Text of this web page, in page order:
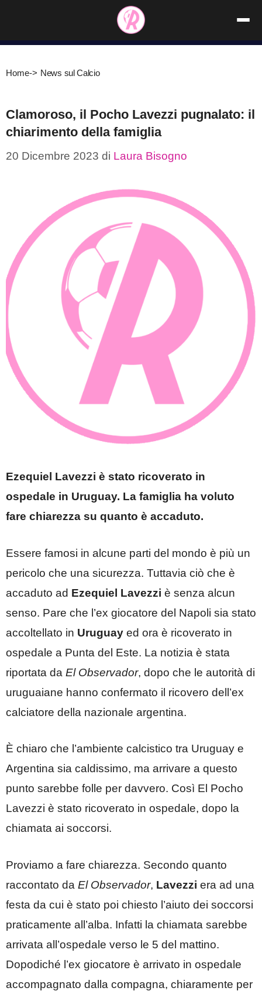
contenuto
Home-> News sul Calcio
Clamoroso, il Pocho Lavezzi pugnalato: il
chiarimento della famiglia
20 Dicembre 2023 di Laura Bisogno
Ezequiel Lavezzi è stato ricoverato in
ospedale in Uruguay. La famiglia ha voluto
fare chiarezza su quanto è accaduto.
Essere famosi in alcune parti del mondo è più un
pericolo che una sicurezza. Tuttavia ciò che è
accaduto ad Ezequiel Lavezzi è senza alcun
senso. Pare che l’ex giocatore del Napoli sia stato
accoltellato in Uruguay ed ora è ricoverato in
ospedale a Punta del Este. La notizia è stata
riportata da El Observador, dopo che le autorità di
uruguaiane hanno confermato il ricovero dell’ex
calciatore della nazionale argentina.
È chiaro che l’ambiente calcistico tra Uruguay e
Argentina sia caldissimo, ma arrivare a questo
punto sarebbe folle per davvero. Così El Pocho
Lavezzi è stato ricoverato in ospedale, dopo la
chiamata ai soccorsi.
Proviamo a fare chiarezza. Secondo quanto
raccontato da El Observador, Lavezzi era ad una
festa da cui è stato poi chiesto l’aiuto dei soccorsi
praticamente all’alba. Infatti la chiamata sarebbe
arrivata all’ospedale verso le 5 del mattino.
Dopodiché l’ex giocatore è arrivato in ospedale
accompagnato dalla compagna, chiaramente per